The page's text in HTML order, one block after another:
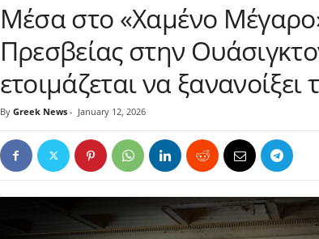
Μέσα στο «Χαμένο
Πρεσβείας στην
ετοιμάζεται να ξανανοίξει
By Greek News- January 12, 2026